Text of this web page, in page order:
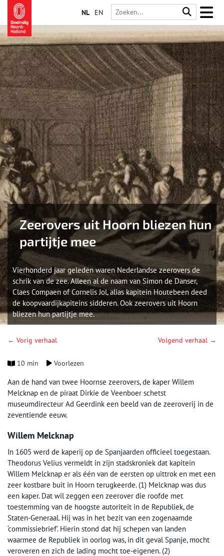
NL EN
Zeerovers uit Hoorn bliezen hun
partijtje mee
Vierhonderd jaar geleden waren Nederlandse zeerovers de
schrik van de zee. Alleen al de naam van Simon de Danser,
Claes Compaen of Cornelis Jol, alias kapitein Houtebeen deed
de koopvaardijkapiteins sidderen. Ook zeerovers uit Hoorn
bliezen hun partijtje mee.
← Vorig verhaal Volgend verhaal →
10 min Voorlezen
Aan de hand van twee Hoornse zeerovers, de kaper Willem
Melcknap en de piraat Dirkie de Veenboer schetst
museumdirecteur Ad Geerdink een beeld van de zeeroverij in de
zeventiende eeuw.
Willem Melcknap
In 1605 werd de kaperij op de Spanjaarden officieel toegestaan.
Theodorus Velius vermeldt in zijn stadskroniek dat kapitein
Willem Melcknap er als één van de eersten op uittrok en met een
zeer kostbare buit in Hoorn terugkeerde. (1) Melcknap was dus
een kaper. Dat wil zeggen een zeerover die roofde met
toestemming van de hoogste autoriteit in de Republiek, de
Staten-Generaal. Hij was in het bezit van een zogenaamde
‘commissiebrief’. Hierin stond dat hij schepen van landen
waarmee de Republiek in oorlog was, in dit geval Spanje, mocht
veroveren en zich de lading mocht toe-eigenen. (2)